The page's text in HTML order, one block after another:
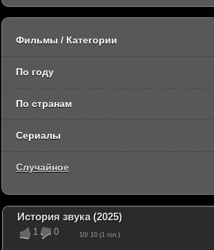
1 0 10/ 10 (1 гол.)
История звука (2025)
Фильмы / Категории
По году
По странам
Сериалы
Случайное